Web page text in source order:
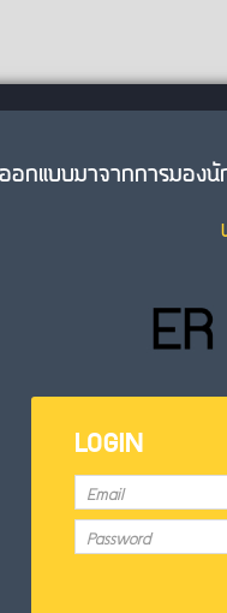
LOGIN
อกแบบมาจากการมอง